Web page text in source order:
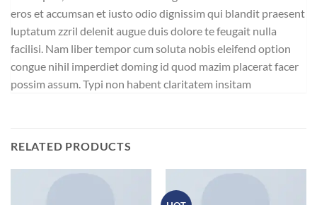
eros et accumsan et iusto odio dignissim qui blandit praesent
luptatum zzril delenit augue duis dolore te feugait nulla
facilisi. Nam liber tempor cum soluta nobis eleifend option
congue nihil imperdiet doming id quod mazim placerat facer
possim assum. Typi non habent claritatem insitam
RELATED PRODUCTS